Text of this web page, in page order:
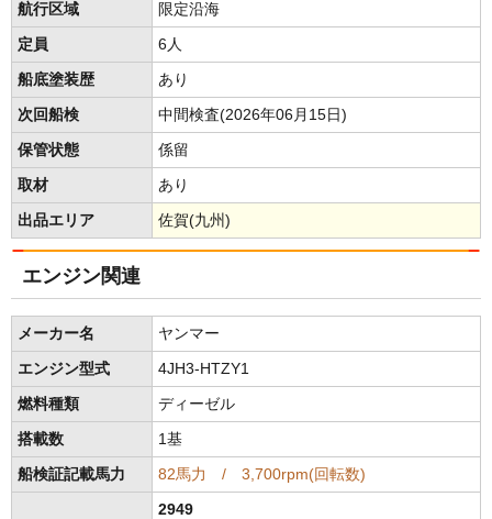
航行区域 限定沿海
定員 6人
船底塗装歴 あり
次回船検 中間検査(2026年06月15日)
保管状態 係留
取材 あり
出品エリア 佐賀(九州)
エンジン関連
メーカー名 ヤンマー
エンジン型式 4JH3-HTZY1
燃料種類 ディーゼル
搭載数 1基
船検証記載馬力 82馬力 / 3,700rpm(回転数)
2949